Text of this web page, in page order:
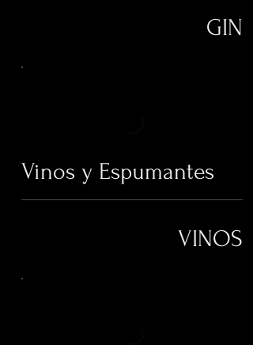
GIN
Vinos y Espumantes
VINOS